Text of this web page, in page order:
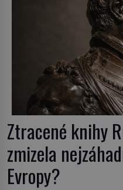
Otázky, jak přesně se
Ztracené knihy
zmizela
Evropy?